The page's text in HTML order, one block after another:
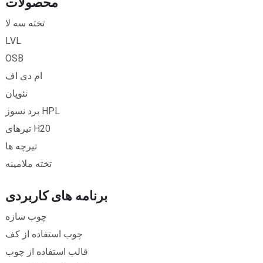
تخته سه لا
LVL
OSB
ام دی اف
نئوپان
برد نسوز HPL
تیرهای H20
تیرچه ها
تخته ملامینه
برنامه های کاربردی
چوب سازه
چوب استفاده از کف
قالب استفاده از چوب